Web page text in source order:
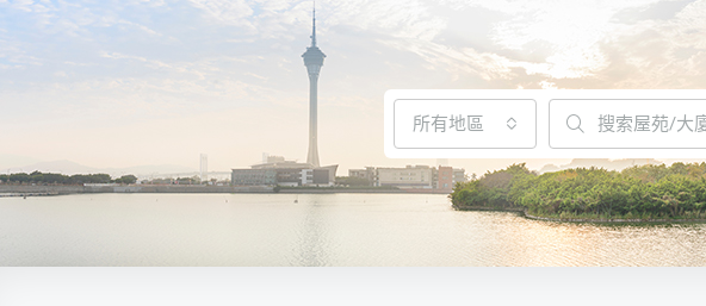
所有地區